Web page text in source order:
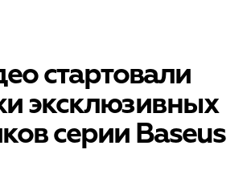
стартовали
эксклюзивных
серии Baseus